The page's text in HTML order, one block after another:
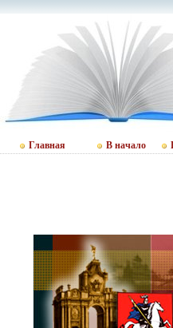
Главная В начало